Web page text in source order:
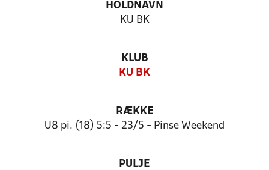
HOLDNAVN
KU BK
KLUB
KU BK
RÆKKE
U8 pi. (18) 5:5 - 23/5 - Pinse Weekend
PULJE